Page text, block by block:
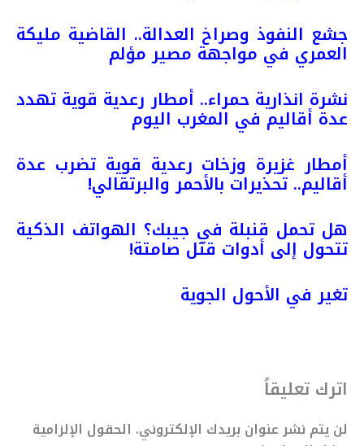
جشع النفوذ وصراخ العدالة.. القاضية مليكة
العمري في مواجهة مصير مؤلم
نشرة انذارية حمراء.. أمطار رعدية قوية تهدد
عدة أقاليم في المغرب اليوم
أمطار غزيرة وزخات رعدية قوية تضرب عدة
أقاليم.. تحذيرات بالأحمر والبرتقالي!
هل تحمل قنبلة في جيبك؟ الهواتف الذكية
تتحول إلى أدوات قتل صامتة!
تغير في الأحول الجوية
اترك تعليقاً
لن يتم نشر عنوان بريدك الإلكتروني. الحقول الإلزامية